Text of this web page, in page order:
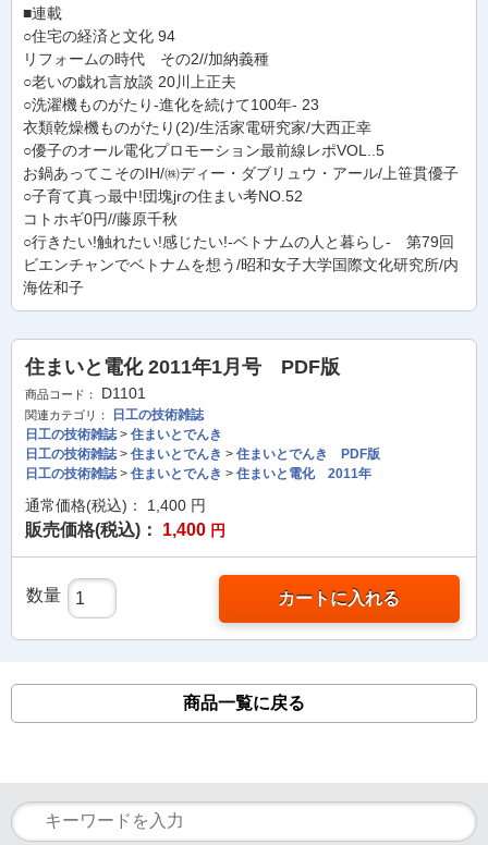
■連載
○住宅の経済と文化 94
リフォームの時代 その2//加納義種
○老いの戯れ言放談 20川上正夫
○洗濯機ものがたり-進化を続けて100年- 23
衣類乾燥機ものがたり(2)/生活家電研究家/大西正幸
○優子のオール電化プロモーション最前線レポVOL..5
お鍋あってこそのIH/㈱ディー・ダブリュウ・アール/上笹貫優子
○子育て真っ最中!団塊jrの住まい考NO.52
コトホギ0円//藤原千秋
○行きたい!触れたい!感じたい!-ベトナムの人と暮らし- 第79回
ビエンチャンでベトナムを想う/昭和女子大学国際文化研究所/内
海佐和子
住まいと電化 2011年1月号 PDF版
商品コード： D1101
関連カテゴリ：
日工の技術雑誌
日工の技術雑誌> 住まいとでんき
日工の技術雑誌> 住まいとでんき > 住まいとでんき PDF版
日工の技術雑誌> 住まいとでんき > 住まいと電化 2011年
通常価格(税込)： 1,400 円
販売価格(税込)： 1,400 円
数量 カートに入れる
商品一覧に戻る